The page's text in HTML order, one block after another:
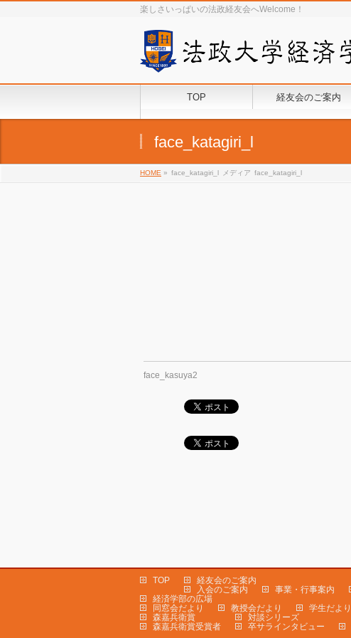
楽しさいっぱいの法政経友会へWelcome！
TOP 経友会のご案内
face_katagiri_l
HOME » face_katagiri_l メディア face_katagiri_l
face_kasuya2
TOP
経友会のご案内
入会のご案内
事業・行事案内
経済学部の広場
同窓会だより
教授会だより 学生だより
森嘉兵衛賞
森嘉兵衛賞受賞者
対談シリーズ
卒サラインタビュー